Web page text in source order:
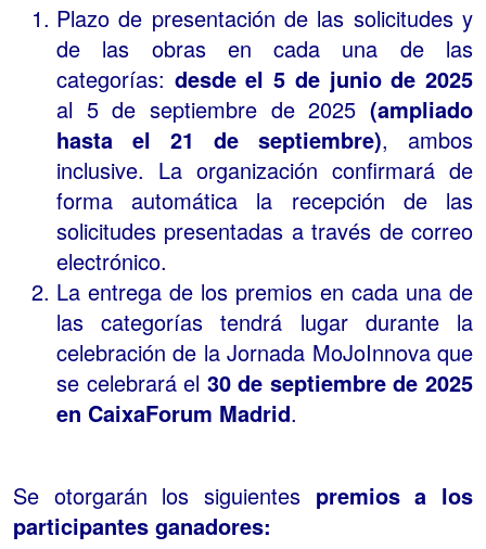
Plazo de presentación de las solicitudes y
de las obras en cada una de las
categorías: desde el 5 de junio de 2025
al 5 de septiembre de 2025 (ampliado
hasta el 21 de septiembre), ambos
inclusive. La organización confirmará de
forma automática la recepción de las
solicitudes presentadas a través de correo
electrónico.
La entrega de los premios en cada una de
las categorías tendrá lugar durante la
celebración de la Jornada MoJoInnova que
se celebrará el 30 de septiembre de 2025
en CaixaForum Madrid.
Se otorgarán los siguientes premios a los
participantes ganadores: